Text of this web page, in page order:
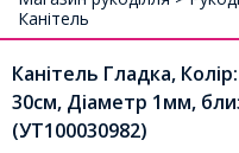
Канітель
Канітель Гладка,
30см, Діаметр 1мм,
(УТ100030982)